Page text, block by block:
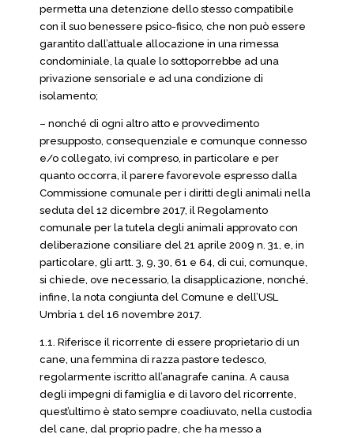
permetta una detenzione dello stesso compatibile
con il suo benessere psico-fisico, che non può essere
garantito dall’attuale allocazione in una rimessa
condominiale, la quale lo sottoporrebbe ad una
privazione sensoriale e ad una condizione di
isolamento;
– nonché di ogni altro atto e provvedimento
presupposto, consequenziale e comunque connesso
e/o collegato, ivi compreso, in particolare e per
quanto occorra, il parere favorevole espresso dalla
Commissione comunale per i diritti degli animali nella
seduta del 12 dicembre 2017, il Regolamento
comunale per la tutela degli animali approvato con
deliberazione consiliare del 21 aprile 2009 n. 31, e, in
particolare, gli artt. 3, 9, 30, 61 e 64, di cui, comunque,
si chiede, ove necessario, la disapplicazione, nonché,
infine, la nota congiunta del Comune e dell’USL
Umbria 1 del 16 novembre 2017.
1.1. Riferisce il ricorrente di essere proprietario di un
cane, una femmina di razza pastore tedesco,
regolarmente iscritto all’anagrafe canina. A causa
degli impegni di famiglia e di lavoro del ricorrente,
quest’ultimo è stato sempre coadiuvato, nella custodia
del cane, dal proprio padre, che ha messo a